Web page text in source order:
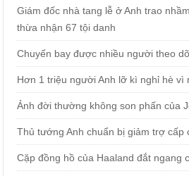
Giám đốc nhà tang lễ ở Anh trao
thừa nhận 67 tội danh
Chuyến bay được nhiều người theo
Hơn 1 triệu người Anh lỡ kì nghỉ hè vì
Ảnh đời thường không son phấn của
Thủ tướng Anh chuẩn bị giảm trợ cấp
Cặp đồng hồ của Haaland đắt ngang